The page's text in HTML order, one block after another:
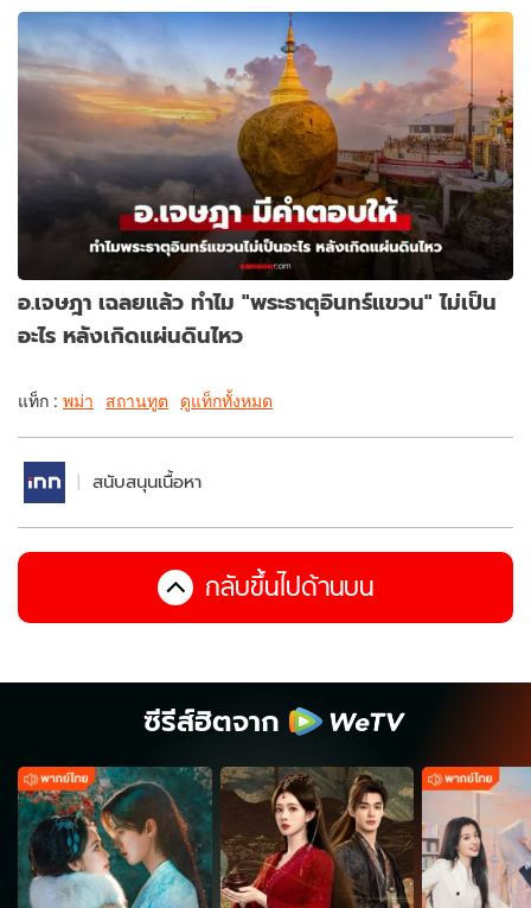
อ.เจษฎา เฉลยแล้ว ทำไม "พระธาตุอินทร์แขวน" ไม่เป็น
อะไร หลังเกิดแผ่นดินไหว
แท็ก : พม่า สถานทูต ดูแท็กทั้งหมด
สนับสนุนเนื้อหา
กลับขึ้นไปด้านบน
ซีรีส์ฮิตจาก